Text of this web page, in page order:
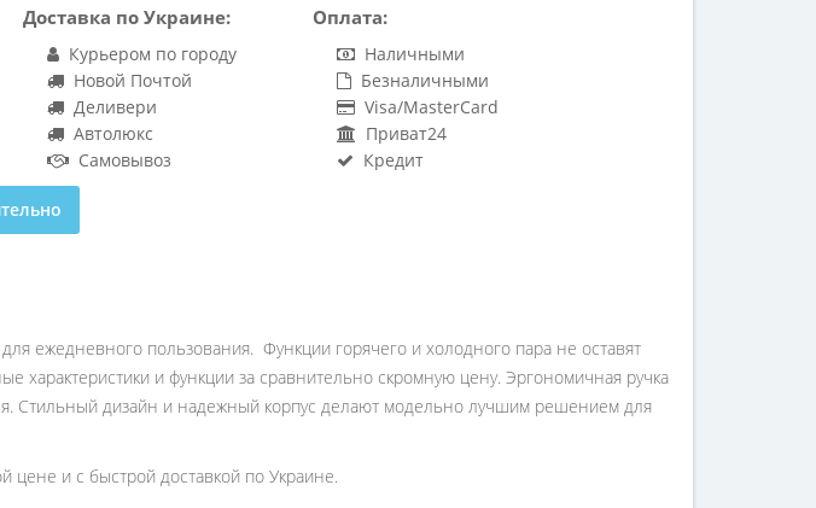
Доставка по Украине:
Курьером по городу
Новой Почтой
Деливери
Автолюкс
Самовывоз
Оплата:
Наличными
Безналичными
Visa/MasterCard
Приват24
Кредит
ежедневного пользования. Функции горячего и холодного пара не оставят
характеристики и функции за сравнительно скромную цену. Эргономичная ручка
Стильный дизайн и надежный корпус делают модельно лучшим решением для
цене и с быстрой доставкой по Украине.